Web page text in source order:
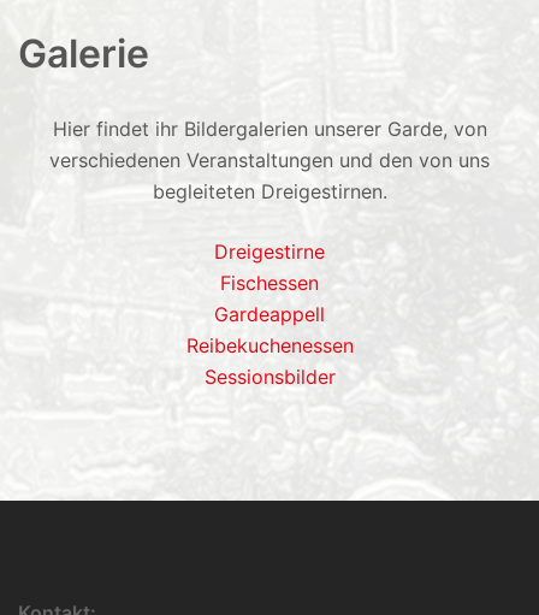
Galerie
Hier findet ihr Bildergalerien unserer Garde, von
verschiedenen Veranstaltungen und den von uns
begleiteten Dreigestirnen.
Dreigestirne
Fischessen
Gardeappell
Reibekuchenessen
Sessionsbilder